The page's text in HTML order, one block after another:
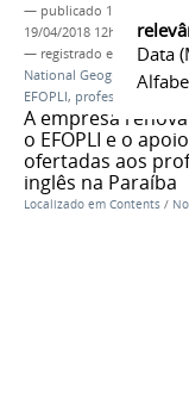
Data
— publicado 19/04/2018
19/04/2018 12h41
— registrado em:
EFOPLI ,
National Geographic
EFOPLI, professores de
A empresa
o EFOPLI e o
ofertadas aos
inglês na Paraíba
Localizado em Contents /